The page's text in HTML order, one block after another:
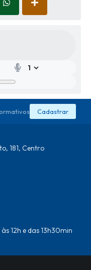
Cadastrar
181, Centro
12h e das 13h30min